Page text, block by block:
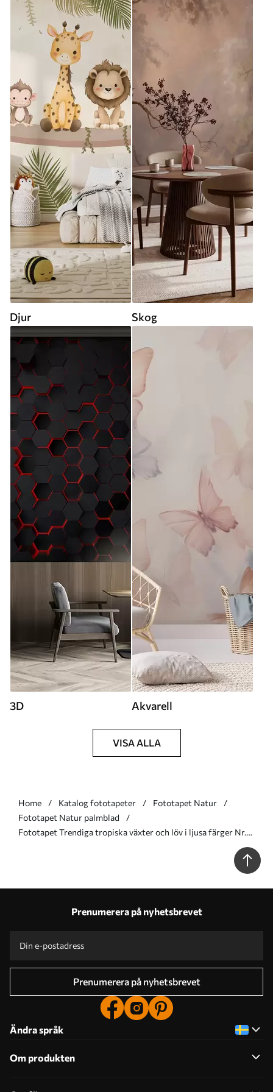
Djur Skog
3D Akvarell
VISA ALLA
Home Katalog fototapeter
Fototapet Natur
Fototapet Natur palmblad
Fototapet Trendiga tropiska växter och löv i ljusa färger Nr.
Prenumerera på nyhetsbrevet
Prenumerera på nyhetsbrevet
Ändra språk
Om produkten